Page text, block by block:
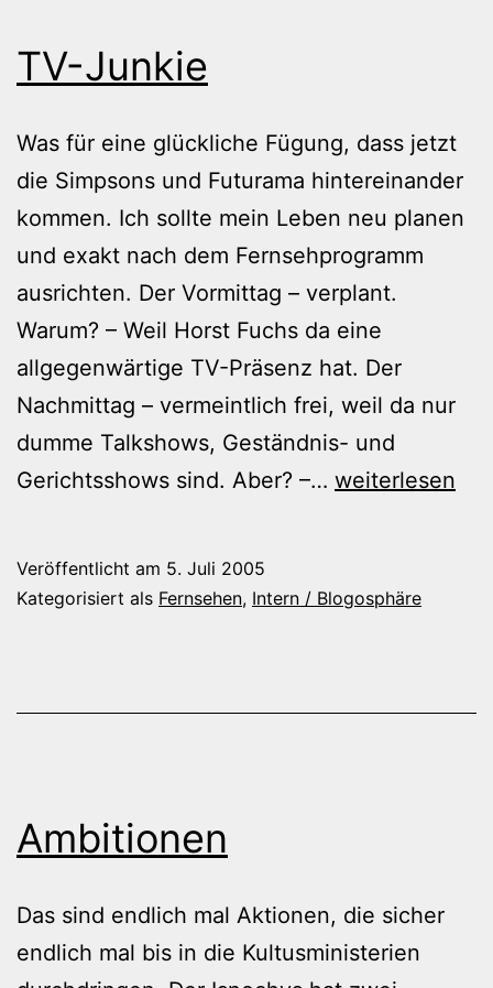
TV-Junkie
Was für eine glückliche Fügung, dass jetzt
die Simpsons und Futurama hintereinander
kommen. Ich sollte mein Leben neu planen
und exakt nach dem Fernsehprogramm
ausrichten. Der Vormittag – verplant.
Warum? – Weil Horst Fuchs da eine
allgegenwärtige TV-Präsenz hat. Der
Nachmittag – vermeintlich frei, weil da nur
dumme Talkshows, Geständnis- und
Gerichtsshows sind. Aber? –… TV-
weiterlesen
Veröffentlicht am 5. Juli 2005
Kategorisiert als Fernsehen, Intern / Blogosphäre
Ambitionen
Das sind endlich mal Aktionen, die sicher
endlich mal bis in die Kultusministerien